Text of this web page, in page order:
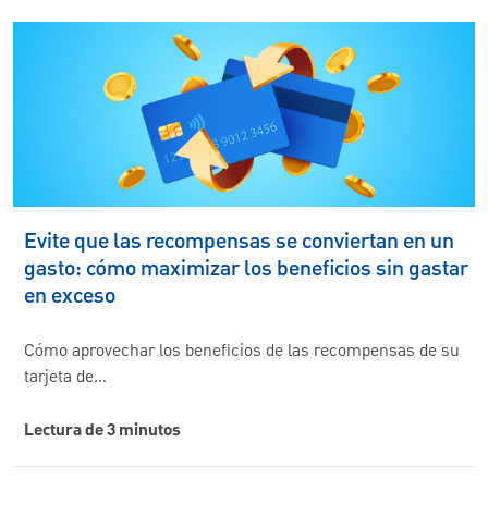
Evite que las recompensas se conviertan en un
gasto: cómo maximizar los beneficios sin gastar
en exceso
Cómo aprovechar los beneficios de las recompensas de su
tarjeta de…
Lectura de 3 minutos